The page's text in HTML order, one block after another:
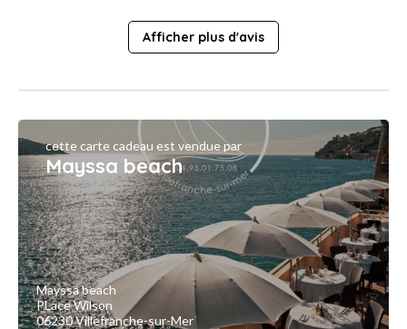
Afficher plus d'avis
cette carte cadeau est vendue par
Mayssa beach
Mayssa beach
PLace Wilson
06230 Villefranche-sur-Mer